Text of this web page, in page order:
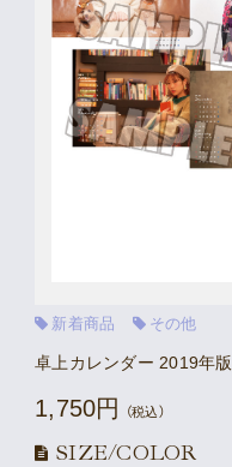
Playlist
Vlogssun
あとがき
新着商品 その他
卓上カレンダー 2019年版
1,750円 （税込）
SIZE/COLOR